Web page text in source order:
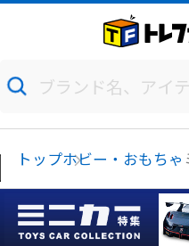
トップホビー・おもちゃ